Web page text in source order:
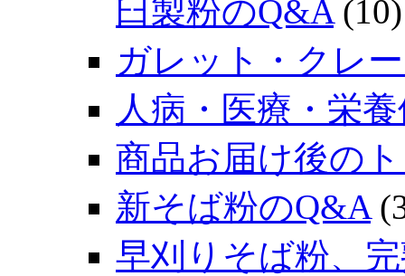
臼製粉のQ&A (10)
ガレット・クレ
人病・医療・栄
商品お届け後の
新そば粉のQ&A
早刈りそば粉、